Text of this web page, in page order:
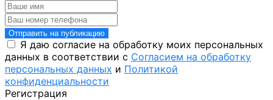
Отправить на публикацию
Я даю согласие на обработку моих персональных
данных в соответствии с Согласием на обработку
персональных данных и Политикой
конфиденциальности
Регистрация